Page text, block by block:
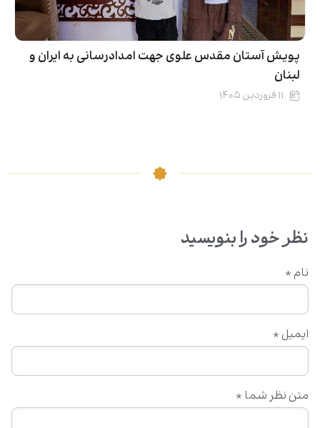
پویش آستان مقدس علوی جهت امدادرسانی به ایران و
لبنان
۱۱ فروردین ۱۴۰۵
نظر خود را بنویسید
متن نظر شما *
نام *
ایمیل *